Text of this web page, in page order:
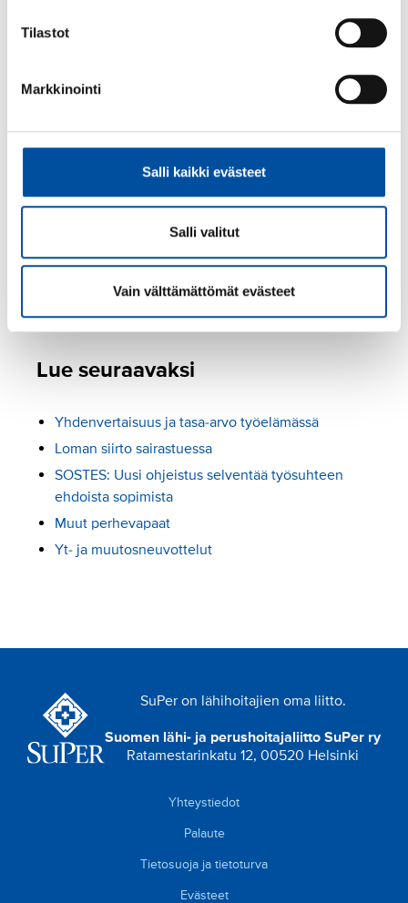
Tilastot
Markkinointi
Salli kaikki evästeet
Salli valitut
Vain välttämättömät evästeet
Työajasta sopiminen
tekeminen
Työsuhteen muoto
Työsuhteen tunnusmerkit
Tyosuojelu.fi
Lue seuraavaksi
Yhdenvertaisuus ja tasa-arvo työelämässä
Loman siirto sairastuessa
SOSTES: Uusi ohjeistus selventää työsuhteen
ehdoista sopimista
Muut perhevapaat
Yt- ja muutosneuvottelut
SuPer on lähihoitajien oma liitto.
Suomen lähi- ja perushoitajaliitto SuPer ry
Ratamestarinkatu 12, 00520 Helsinki
Yhteystiedot
Palaute
Tietosuoja ja tietoturva
Evästeet